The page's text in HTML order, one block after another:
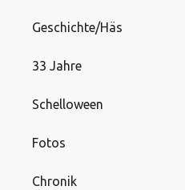
Geschichte/Häs
33 Jahre
Schelloween
Fotos
Chronik